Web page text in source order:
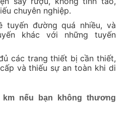
chuyên nghiệp.
tuyến đường quá nhiều, và
khác với những tuyến
các trang thiết bị cần thiết,
và thiếu sự an toàn khi di
nếu bạn không thương